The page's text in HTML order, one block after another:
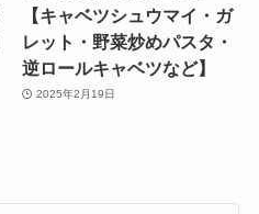
【キャベツシュウマイ・ガ
レット・野菜炒めパスタ・
逆ロールキャベツなど】
2025年2月19日